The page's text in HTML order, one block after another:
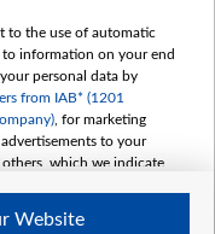
to the use of automatic
information on your end
personal data by
from IAB* (1201
, for marketing
to your
which we indicate
w likwidacji are as
Website